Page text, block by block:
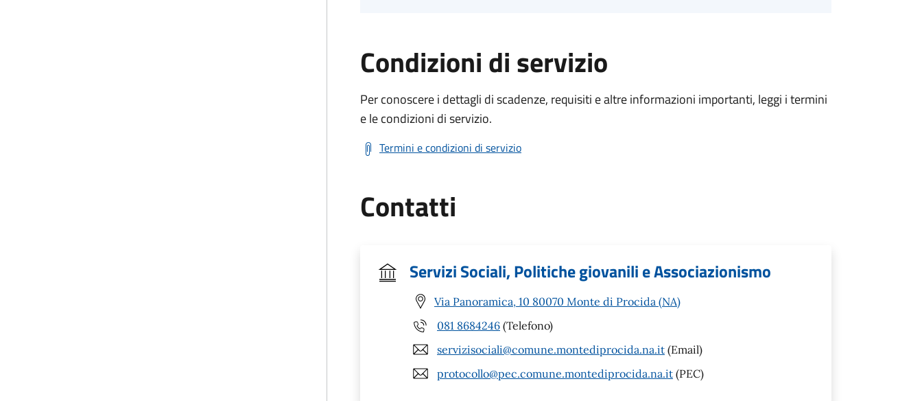
Condizioni di servizio
Per conoscere i dettagli di scadenze, requisiti e altre informazioni importanti, leggi i termini
e le condizioni di servizio.
Termini e condizioni di servizio
Contatti
Servizi Sociali, Politiche giovanili e Associazionismo
Via Panoramica, 10 80070 Monte di Procida (NA)
081 8684246 (Telefono)
servizisociali@comune.montediprocida.na.it (Email)
protocollo@pec.comune.montediprocida.na.it (PEC)